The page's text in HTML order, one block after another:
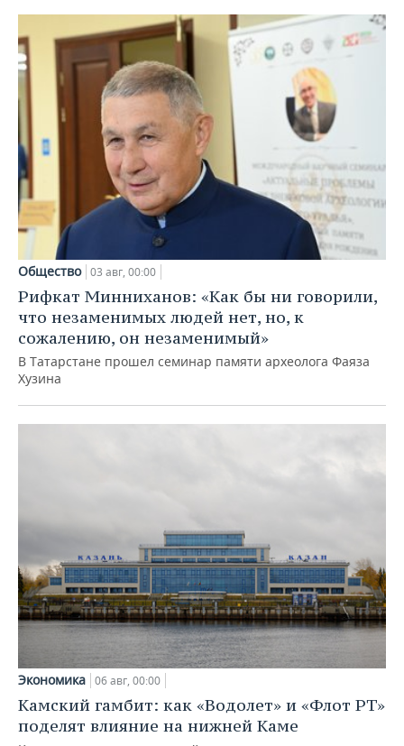
Общество 03 авг, 00:00
Рифкат Минниханов: «Как бы ни говорили,
что незаменимых людей нет, но, к
сожалению, он незаменимый»
В Татарстане прошел семинар памяти археолога Фаяза
Хузина
Экономика 06 авг, 00:00
Камский гамбит: как «Водолет» и «Флот РТ»
поделят влияние на нижней Каме